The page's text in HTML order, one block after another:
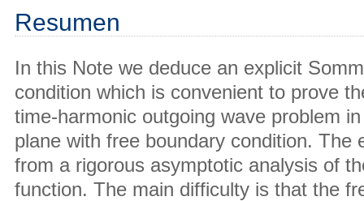
Resumen
In this Note we deduce an explicit
condition which is convenient to prove
time-harmonic outgoing wave problem
plane with free boundary condition. The
from a rigorous asymptotic analysis of
function. The main difficulty is that the